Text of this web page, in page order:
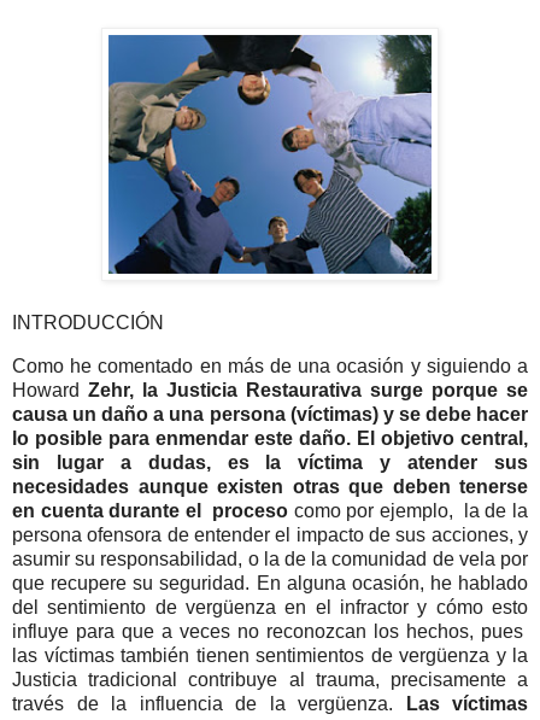
INTRODUCCIÓN
Como he comentado en más de una ocasión y siguiendo a
Howard Zehr, la Justicia Restaurativa surge porque se
causa un daño a una persona (víctimas) y se debe hacer
lo posible para enmendar este daño. El objetivo central,
sin lugar a dudas, es la víctima y atender sus
necesidades aunque existen otras que deben tenerse
en cuenta durante el proceso como por ejemplo, la de la
persona ofensora de entender el impacto de sus acciones, y
asumir su responsabilidad, o la de la comunidad de vela por
que recupere su seguridad. En alguna ocasión, he hablado
del sentimiento de vergüenza en el infractor y cómo esto
influye para que a veces no reconozcan los hechos, pues
las víctimas también tienen sentimientos de vergüenza y la
Justicia tradicional contribuye al trauma, precisamente a
través de la influencia de la vergüenza.
Las víctimas